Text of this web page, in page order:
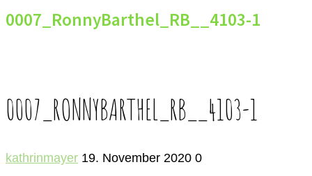
0007_RonnyBarthel_RB__4103-1
0007_RONNYBARTHEL_RB__4103-1
kathrinmayer 19. November 2020 0